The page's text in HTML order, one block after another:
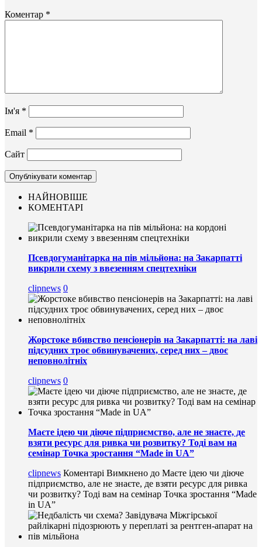
Коментар *
Ім'я *
Email *
Сайт
НАЙНОВІШЕ
КОМЕНТАРІ
Псевдогуманітарка на пів мільйона: на Закарпатті
викрили схему з ввезенням спецтехніки
clipnews 0
Жорстоке вбивство пенсіонерів на Закарпатті: на лаві
підсудних троє обвинувачених, серед них – двоє
неповнолітніх
clipnews 0
Маєте ідею чи діюче підприємство, але не знаєте, де
взяти ресурс для ривка чи розвитку? Тоді вам на
семінар Точка зростання “Made in UA”
clipnews Коментарі Вимкнено до Маєте ідею чи діюче
підприємство, але не знаєте, де взяти ресурс для ривка
чи розвитку? Тоді вам на семінар Точка зростання “Made
in UA”